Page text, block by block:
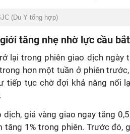
(Du Y tổng hợp)
tăng nhẹ nhờ lực cầu
lại trong phiên giao dịch
hơn một tuần ở phiên
tiếp tục chờ đợi khả năng nối
dịch, giá vàng giao ngay tăng
tăng 1% trong phiên. Trước đó,